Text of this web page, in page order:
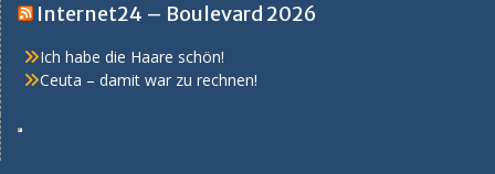
Internet24 – Boulevard 2026
Ich habe die Haare schön!
Ceuta – damit war zu rechnen!